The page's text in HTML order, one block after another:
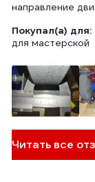
направление
Покупал(а) для:
для мастерской
Читать все